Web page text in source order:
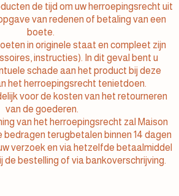
de tijd om uw herroepingsrecht uit
van redenen of betaling van een
boete.
in originele staat en compleet zijn
instructies). In dit geval bent u
schade aan het product bij deze
het herroepingsrecht tenietdoen.
voor de kosten van het retourneren
van de goederen.
van het herroepingsrecht zal Maison
terugbetalen binnen 14 dagen
verzoek en via hetzelfde betaalmiddel
de bestelling of via bankoverschrijving.